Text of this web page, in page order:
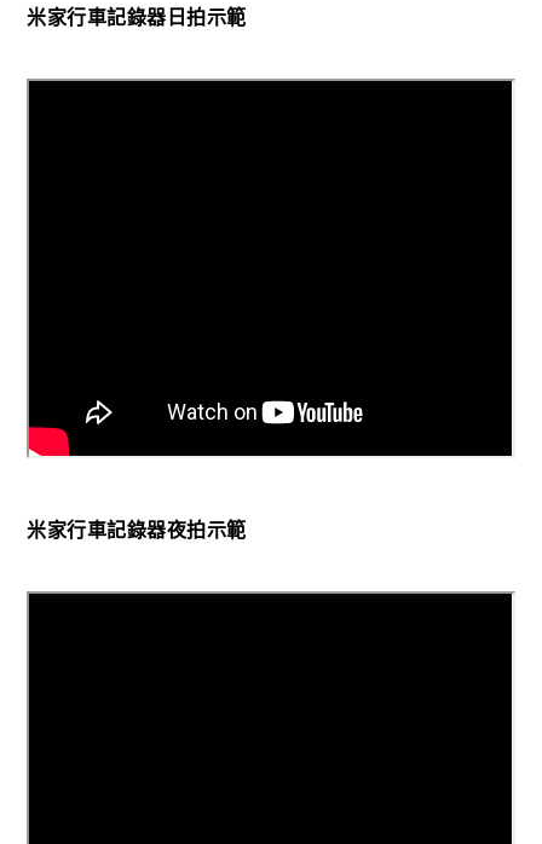
米家行車記錄器日拍示範
米家行車記錄器夜拍示範